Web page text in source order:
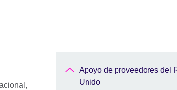
Apoyo de proveedores del
Unido